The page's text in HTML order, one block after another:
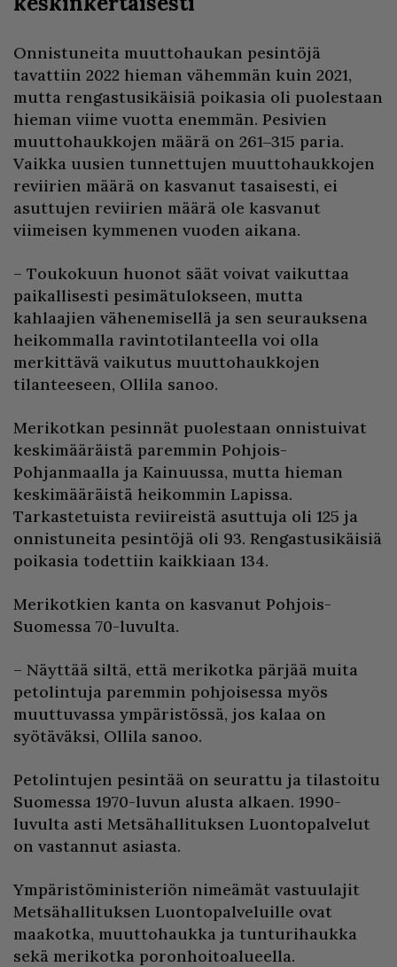
Onnistuneita muuttohaukan pesintöjä
tavattiin 2022 hieman vähemmän kuin 2021,
mutta rengastusikäisiä poikasia oli puolestaan
hieman viime vuotta enemmän. Pesivien
muuttohaukkojen määrä on 261‒315 paria.
Vaikka uusien tunnettujen muuttohaukkojen
reviirien määrä on kasvanut tasaisesti, ei
asuttujen reviirien määrä ole kasvanut
viimeisen kymmenen vuoden aikana.
– Toukokuun huonot säät voivat vaikuttaa
paikallisesti pesimätulokseen, mutta
kahlaajien vähenemisellä ja sen seurauksena
heikommalla ravintotilanteella voi olla
merkittävä vaikutus muuttohaukkojen
tilanteeseen, Ollila sanoo.
Merikotkan pesinnät puolestaan onnistuivat
keskimääräistä paremmin Pohjois-
Pohjanmaalla ja Kainuussa, mutta hieman
keskimääräistä heikommin Lapissa.
Tarkastetuista reviireistä asuttuja oli 125 ja
onnistuneita pesintöjä oli 93. Rengastusikäisiä
poikasia todettiin kaikkiaan 134.
Merikotkien kanta on kasvanut Pohjois-
Suomessa 70-luvulta.
– Näyttää siltä, että merikotka pärjää muita
petolintuja paremmin pohjoisessa myös
muuttuvassa ympäristössä, jos kalaa on
syötäväksi, Ollila sanoo.
Petolintujen pesintää on seurattu ja tilastoitu
Suomessa 1970-luvun alusta alkaen. 1990-
luvulta asti Metsähallituksen Luontopalvelut
on vastannut asiasta.
Ympäristöministeriön nimeämät vastuulajit
Metsähallituksen Luontopalveluille ovat
maakotka, muuttohaukka ja tunturihaukka
sekä merikotka poronhoitoalueella.